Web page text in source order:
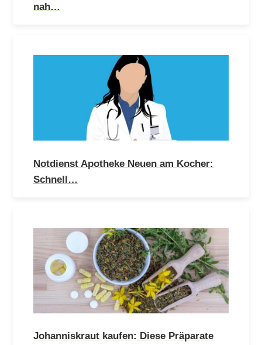
nah…
Notdienst Apotheke Neuen am Kocher:
Schnell…
Johanniskraut kaufen: Diese Präparate